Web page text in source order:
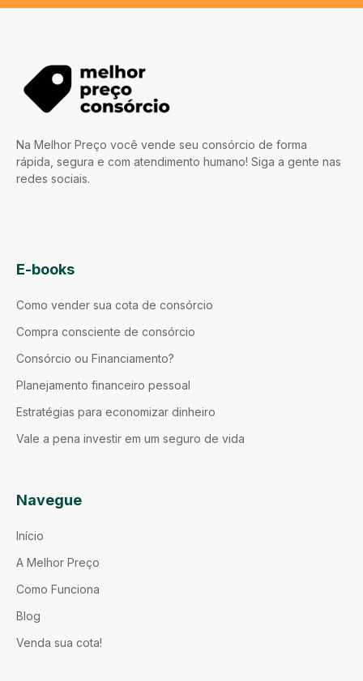
Na Melhor Preço você vende seu consórcio de forma
rápida, segura e com atendimento humano! Siga a gente nas
redes sociais.
E-books
Como vender sua cota de consórcio
Compra consciente de consórcio
Consórcio ou Financiamento?
Planejamento financeiro pessoal
Estratégias para economizar dinheiro
Vale a pena investir em um seguro de vida
Navegue
Início
A Melhor Preço
Como Funciona
Blog
Venda sua cota!